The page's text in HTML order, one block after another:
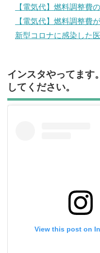
【電気代】燃料調整費
【電気代】燃料調整費
新型コロナに感染した
インスタやってます
してください。
View this post on